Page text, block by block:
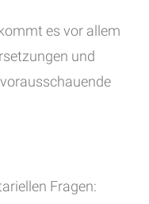
es vor allem
und
Fragen: